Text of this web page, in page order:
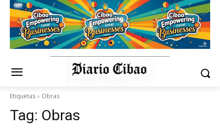
Etiquetas Obras
Tag: Obras